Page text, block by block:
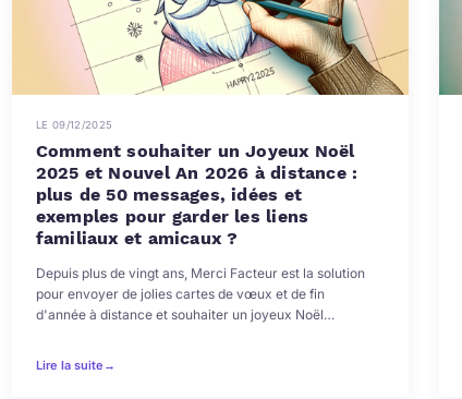
LE 09/12/2025
Comment souhaiter un Joyeux Noël
2025 et Nouvel An 2026 à distance :
plus de 50 messages, idées et
exemples pour garder les liens
familiaux et amicaux ?
Depuis plus de vingt ans, Merci Facteur est la solution
pour envoyer de jolies cartes de vœux et de fin
d'année à distance et souhaiter un joyeux Noël…
Lire la suite →